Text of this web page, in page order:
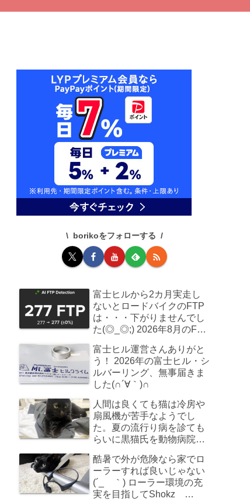
borikoをフォローする
富士ヒルから2カ月実走し
ないとロードバイクのFTP
は・・・下がりませんでし
た(◎_◎;) 2026年8月のFTP
富士ヒル運営さんありがと
う！ 2026年の富士ヒル・シ
ルバーリング、無事届きま
した(∩´∀｀)∩
人間は良くても猫は冷房や
扇風機が苦手なようでし
た。夏の流行り病を診ても
らいに黒猫氏を動物病院へ
酷暑で外が危険なら家でロ
ーラーすれば良いじゃない
(´_ゝ｀) ローラー環境の充
実を目指してShokz